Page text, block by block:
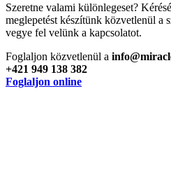
Szeretne valami különlegeset?
meglepetést készítünk közvetlenül a
vegye fel velünk a kapcsolatot.
Foglaljon közvetlenül a
+421 949 138 382
Foglaljon online